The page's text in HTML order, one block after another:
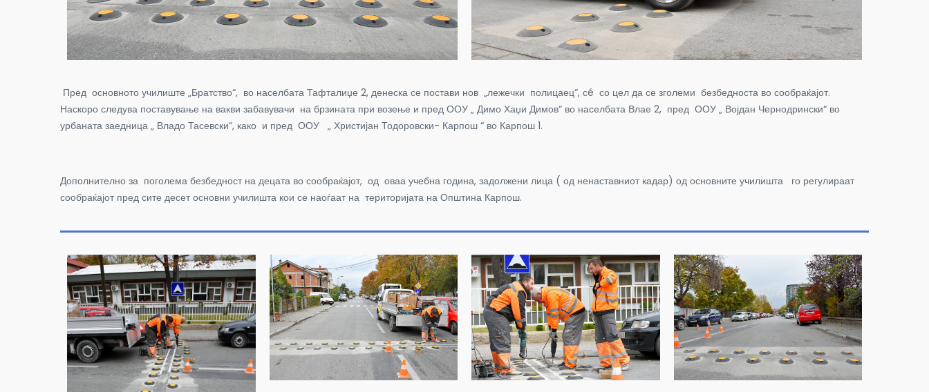
Пред основното училиште „Братство“, во населбата Тафталиџе 2, денеска се постави нов „лежечки полицаец“, сé со цел да се зголеми безбедноста во сообраќајот.
Наскоро следува поставување на вакви забавувачи на брзината при возење и пред ООУ „ Димо Хаџи Димов“ во населбата Влае 2, пред ООУ „ Војдан Чернодрински“ во
урбаната заедница „ Владо Тасевски“, како и пред ООУ „ Христијан Тодоровски- Карпош “ во Карпош 1.
Дополнително за поголема безбедност на децата во сообраќајот, од оваа учебна година, задолжени лица ( од ненаставниот кадар) од основните училишта го регулираат
сообраќајот пред сите десет основни училишта кои се наоѓаат на територијата на Општина Карпош.